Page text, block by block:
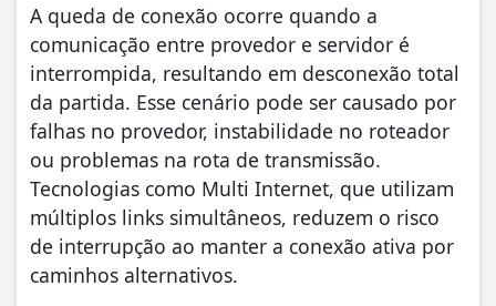
A queda de conexão ocorre quando a
comunicação entre provedor e servidor é
interrompida, resultando em desconexão total
da partida. Esse cenário pode ser causado por
falhas no provedor, instabilidade no roteador
ou problemas na rota de transmissão.
Tecnologias como Multi Internet, que utilizam
múltiplos links simultâneos, reduzem o risco
de interrupção ao manter a conexão ativa por
caminhos alternativos.